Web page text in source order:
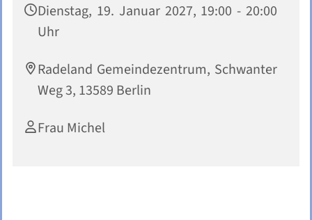
Dienstag, 19. Januar 2027, 19:00 - 20:00
Uhr
Radeland Gemeindezentrum, Schwanter
Weg 3, 13589 Berlin
Frau Michel